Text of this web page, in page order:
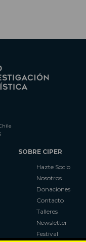
SOBRE CIPER
Hazte Socio
Nosotros
Donaciones
Contacto
Talleres
Newsletter
Festival